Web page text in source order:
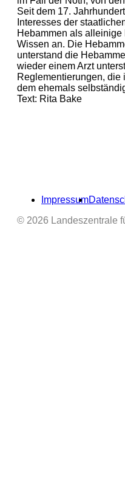
Seit dem 17.
Interesses der
Hebammen als
Wissen an. Die
unterstand die
wieder einem Arzt
Reglementierungen, die
dem ehemals
Text: Rita Bake
Impressum
© 2026 Landeszentrale